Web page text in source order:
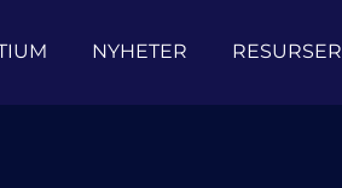
NYHETER RESURSER